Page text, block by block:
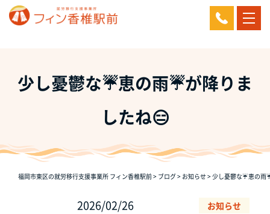
少し憂鬱な☔恵の雨☔が降りま
したね😑
福岡市東区の就労移行支援事業所 フィン香椎駅前> ブログ> お知らせ> 少し憂鬱な☔恵の雨
2026/02/26 お知らせ